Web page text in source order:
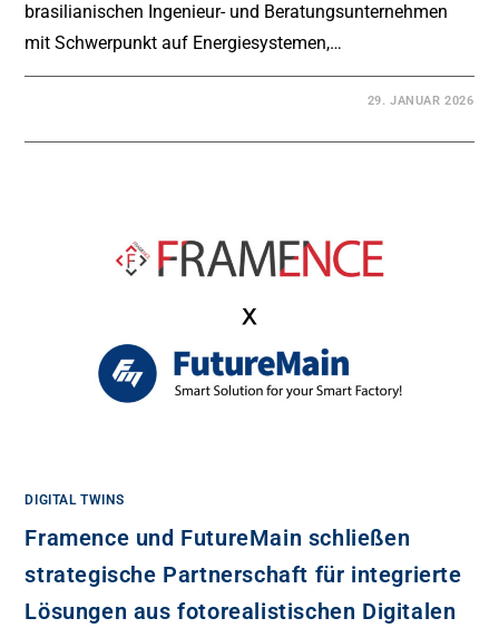
brasilianischen Ingenieur- und Beratungsunternehmen
mit Schwerpunkt auf Energiesystemen,…
29. JANUAR 2026
DIGITAL TWINS
Framence und FutureMain schließen
strategische Partnerschaft für integrierte
Lösungen aus fotorealistischen Digitalen